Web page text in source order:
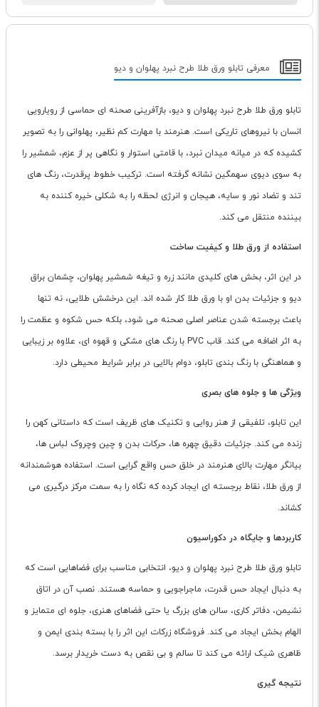
معرفی تابلو ورق طلا طرح نبرد پهلوان و دیو
تابلو ورق طلا طرح نبرد پهلوان و دیو، بازآفرینی صحنه ای حماسی از رویارویی
انسان با نیروهای تاریکی است. هنرمند با مهارت کم نظیر، پهلوانی را به تصویر
کشیده که در میانه میدان نبرد، با قامتی استوار و نگاهی پر از عزم، شمشیر را
به سوی دیوی سهمگین نشانه گرفته است. ترکیب خطوط پرقدرت، رنگ های
تند و تضاد نور و سایه، هیجان و انرژی لحظه را به شکلی خیره کننده به
بیننده منتقل می کند.
استفاده از ورق طلا و کیفیت ساخت
در این اثر، بخش های کلیدی مانند زره و تیغه شمشیر پهلوان، چشمان براق
دیو و جزئیات بدن او با ورق طلا کار شده اند. این درخشش طلایی، نه تنها
باعث برجسته شدن عناصر اصلی صحنه می شود، بلکه حس شکوه و عظمت را
به اثر اضافه می کند. قاب PVC با رنگ های مشکی و قهوه ای، علاوه بر زیبایی
و هماهنگی با رنگ بندی تابلو، دوام بالایی در برابر شرایط محیطی دارد.
ویژگی ها و جلوه های بصری
این تابلو، تلفیقی از هنر روایی و تکنیک های ظریف است که داستانی کهن را
زنده می کند. جزئیات دقیق چهره ها، حرکات بدن و چین وچروک لباس ها،
بیانگر مهارت بالای هنرمند در خلق حس واقع گرایی است. استفاده هوشمندانه
از ورق طلا، نقاط برجسته ای ایجاد کرده که نگاه را به سمت مرکز درگیری می
کشاند.
کاربردها و جایگاه در دکوراسیون
تابلو ورق طلا طرح نبرد پهلوان و دیو، انتخابی مناسب برای فضاهایی است که
به دنبال ایجاد حس قدرت، ماجراجویی و حماسه هستند. نصب آن در اتاق
نشیمن، دفاتر کاری، سالن های بزرگ یا حتی فضاهای هنری، جلوه ای متمایز و
الهام بخش ایجاد می کند. فروشگاه زرکات این اثر را با بسته بندی ایمن و
ظاهری شیک ارائه می کند تا سالم و بی نقص به دست خریدار برسد.
نتیجه گیری